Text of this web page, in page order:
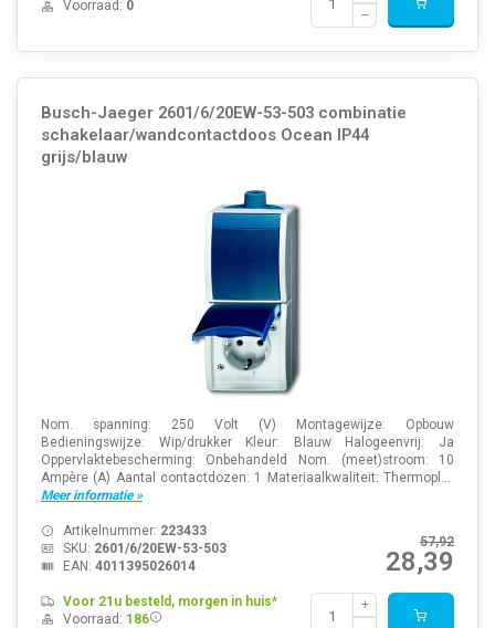
Voorraad: 0
Busch-Jaeger 2601/6/20EW-53-503 combinatie
schakelaar/wandcontactdoos Ocean IP44
grijs/blauw
Nom. spanning: 250 Volt (V) Montagewijze: Opbouw
Bedieningswijze: Wip/drukker Kleur: Blauw Halogeenvrij: Ja
Oppervlaktebescherming: Onbehandeld Nom. (meet)stroom: 10
Ampère (A) Aantal contactdozen: 1 Materiaalkwaliteit: Thermopl...
Meer informatie »
57,92
28,39
Artikelnummer: 223433
SKU: 2601/6/20EW-53-503
EAN: 4011395026014
Voor 21u besteld, morgen in huis*
Voorraad: 186